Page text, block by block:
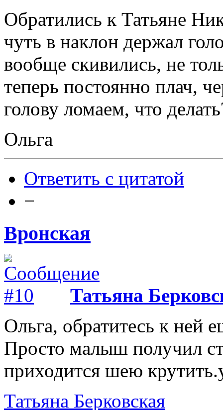
Обратились к Татьяне
чуть в наклон держал
вообще скивились, не
теперь постоянно плач,
голову ломаем, что
Ольга
Ответить с цитатой
−
Вронская
Татьяна
Ольга, обратитесь к ней
Просто малыш получил
приходится шею
Татьяна Берковская